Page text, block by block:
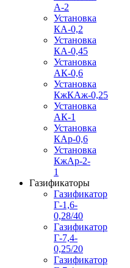
А-2
Установка
КА-0,2
Установка
КА-0,45
Установка
АК-0,6
Установка
КжКАж-0,25
Установка
АК-1
Установка
КАр-0,6
Установка
КжАр-2-
1
Газификаторы
Газификатор
Г-1,6-
0,28/40
Газификатор
Г-7,4-
0,25/20
Газификатор